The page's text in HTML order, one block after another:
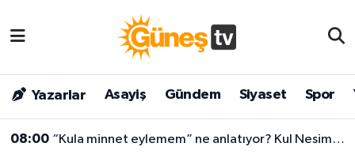
Yazarlar Asayiş Gündem Siyaset Spor
08:00 “Kula minnet eylemem” ne anlatıyor? Kul Nesimi’nin yüzyılları aşan mesajı
Bilim & Teknoloji
Dünya
Malatya Nöbetçi Eczaneler
Malatya Hava Durumu
Malatya Namaz Vakitleri